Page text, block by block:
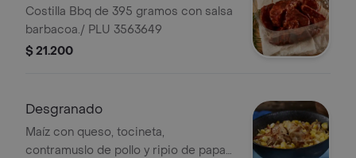
Costilla Bbq de 395 gramos con salsa
barbacoa./ PLU 3563649
$ 21.200
Desgranado
Maíz con queso, tocineta,
contramuslo de pollo y ripio de papa